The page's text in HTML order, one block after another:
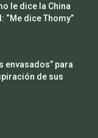
le dice la China
“Me dice Thomy”
envasados” para
de sus